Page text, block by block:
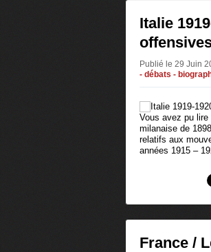
Italie
Publié le 29 Juin
- débats -
Vous avez pu lire
milanaise de
relatifs aux
années 1915 –
France /